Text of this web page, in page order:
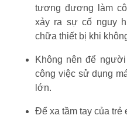
tương đương làm
xảy ra sự cố nguy
chữa thiết bị khi
Không nên để
công việc sử dụng
lớn.
Để xa tầm tay của trẻ